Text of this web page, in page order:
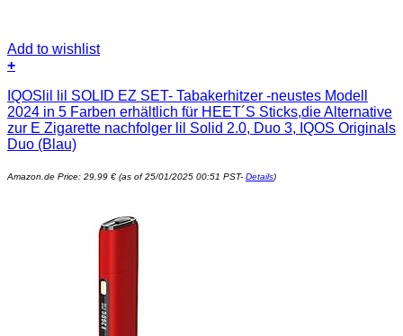
Add to wishlist
+
IQOSlil lil SOLID EZ SET- Tabakerhitzer -neustes Modell
2024 in 5 Farben erhältlich für HEET´S Sticks,die Alternative
zur E Zigarette nachfolger lil Solid 2.0, Duo 3, IQOS Originals
Duo (Blau)
Amazon.de Price: 29,99 € (as of 25/01/2025 00:51 PST- Details)